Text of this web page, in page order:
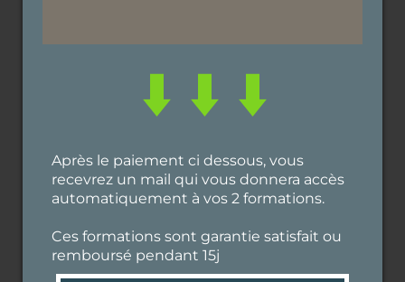
⬇️ ⬇️ ⬇️
Après le paiement ci dessous, vous
recevrez un mail qui vous donnera accès
automatiquement à vos 2 formations.
Ces formations sont garantie satisfait ou
remboursé pendant 15j